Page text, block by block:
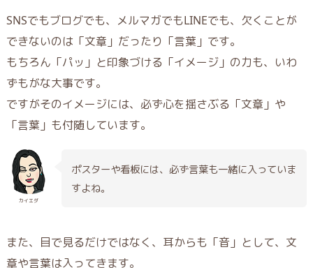
SNSでもブログでも、メルマガでもLINEでも、欠くことが
できないのは「文章」だったり「言葉」です。
もちろん「パッ」と印象づける「イメージ」の力も、いわ
ずもがな大事です。
ですがそのイメージには、必ず心を揺さぶる「文章」や
「言葉」も付随しています。
カイエダ
ポスターや看板には、必ず言葉も一緒に入っていま
すよね。
また、目で見るだけではなく、耳からも「音」として、文
章や言葉は入ってきます。